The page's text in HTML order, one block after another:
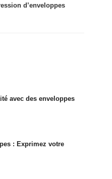
d’enveloppes
avec des enveloppes
: Exprimez votre